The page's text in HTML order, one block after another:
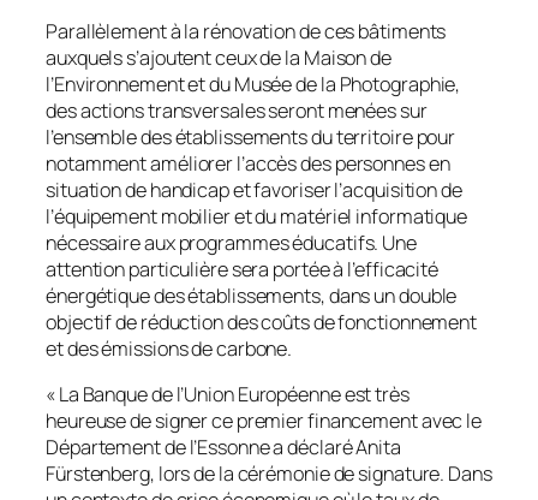
Parallèlement à la rénovation de ces bâtiments
auxquels s’ajoutent ceux de la Maison de
l’Environnement et du Musée de la Photographie,
des actions transversales seront menées sur
l’ensemble des établissements du territoire pour
notamment améliorer l’accès des personnes en
situation de handicap et favoriser l’acquisition de
l’équipement mobilier et du matériel informatique
nécessaire aux programmes éducatifs. Une
attention particulière sera portée à l’efficacité
énergétique des établissements, dans un double
objectif de réduction des coûts de fonctionnement
et des émissions de carbone.
«La Banque de l’Union Européenne est très
heureuse de signer ce premier financement avec le
Département de l’Essonne a déclaré Anita
Fürstenberg, lors de la cérémonie de signature. Dans